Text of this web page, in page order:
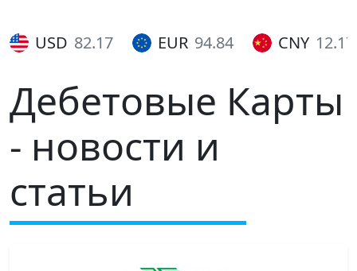
USD 82.17 EUR 94.84 CNY 12.17
Дебетовые Карты
- новости и
статьи